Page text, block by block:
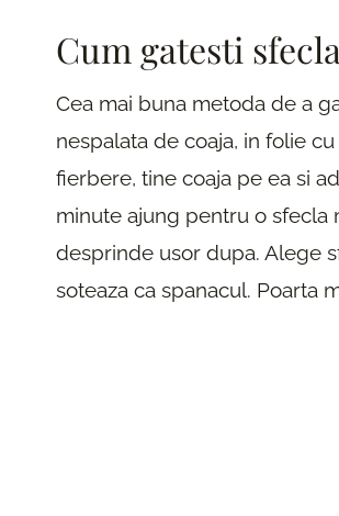
Cum gatesti
Cea mai buna metoda de a
nespalata de coaja, in folie
fierbere, tine coaja pe ea si
minute ajung pentru o sfecla
desprinde usor dupa. Alege
soteaza ca spanacul. Poarta